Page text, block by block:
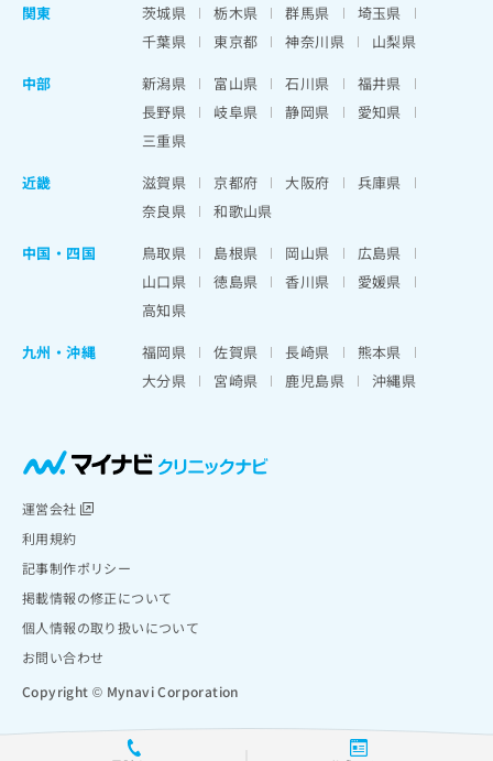
関東
茨城県 栃木県 群馬県
埼玉県
千葉県
東京都 神奈川県
山梨県
中部
新潟県 富山県 石川県
福井県
長野県
岐阜県 静岡県
愛知県
三重県
近畿
滋賀県 京都府 大阪府
兵庫県
奈良県
和歌山県
中国・四国
鳥取県 島根県 岡山県
広島県
山口県
徳島県 香川県
愛媛県
高知県
九州・沖縄
福岡県 佐賀県 長崎県
熊本県
大分県
宮崎県 鹿児島県 沖縄県
運営会社
利用規約
記事制作ポリシー
掲載情報の修正について
個人情報の取り扱いについて
お問い合わせ
Copyright © Mynavi Corporation